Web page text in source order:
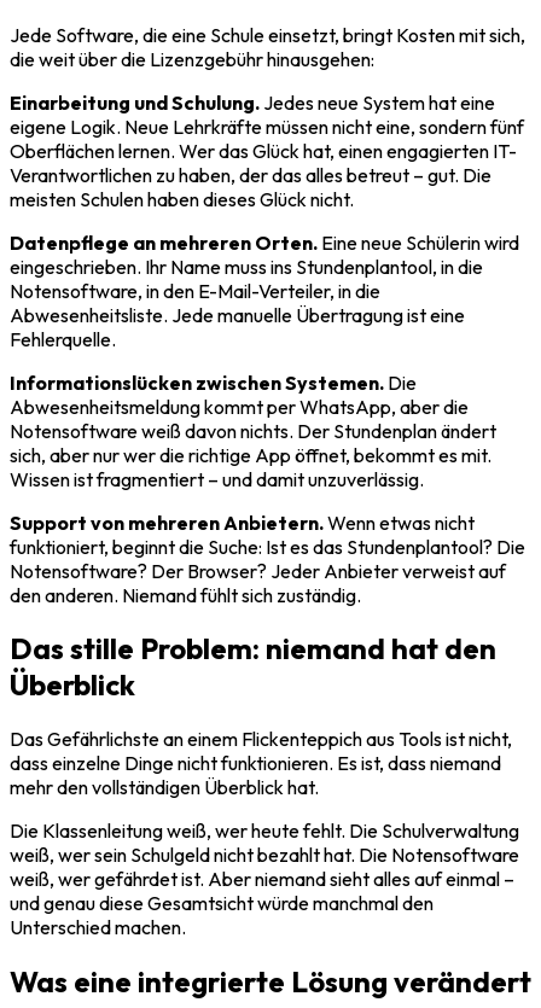
Jede Software, die eine Schule einsetzt, bringt Kosten mit sich,
die weit über die Lizenzgebühr hinausgehen:
Einarbeitung und Schulung. Jedes neue System hat eine
eigene Logik. Neue Lehrkräfte müssen nicht eine, sondern fünf
Oberflächen lernen. Wer das Glück hat, einen engagierten IT-
Verantwortlichen zu haben, der das alles betreut – gut. Die
meisten Schulen haben dieses Glück nicht.
Datenpflege an mehreren Orten. Eine neue Schülerin wird
eingeschrieben. Ihr Name muss ins Stundenplantool, in die
Notensoftware, in den E-Mail-Verteiler, in die
Abwesenheitsliste. Jede manuelle Übertragung ist eine
Fehlerquelle.
Informationslücken zwischen Systemen. Die
Abwesenheitsmeldung kommt per WhatsApp, aber die
Notensoftware weiß davon nichts. Der Stundenplan ändert
sich, aber nur wer die richtige App öffnet, bekommt es mit.
Wissen ist fragmentiert – und damit unzuverlässig.
Support von mehreren Anbietern.Wenn etwas nicht
funktioniert, beginnt die Suche: Ist es das Stundenplantool? Die
Notensoftware? Der Browser? Jeder Anbieter verweist auf
den anderen. Niemand fühlt sich zuständig.
Das stille Problem: niemand hat den
Überblick
Das Gefährlichste an einem Flickenteppich aus Tools ist nicht,
dass einzelne Dinge nicht funktionieren. Es ist, dass niemand
mehr den vollständigen Überblick hat.
Die Klassenleitung weiß, wer heute fehlt. Die Schulverwaltung
weiß, wer sein Schulgeld nicht bezahlt hat. Die Notensoftware
weiß, wer gefährdet ist. Aber niemand sieht alles auf einmal –
und genau diese Gesamtsicht würde manchmal den
Unterschied machen.
Was eine integrierte Lösung verändert